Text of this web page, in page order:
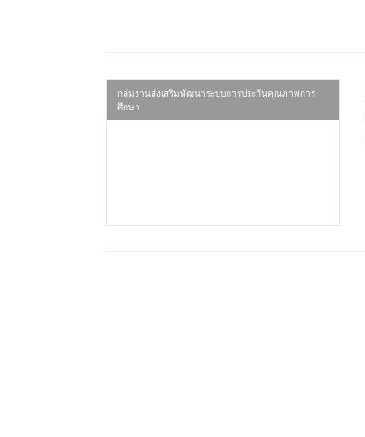
กลุ่มงานส่งเสริมพัฒนาระบบการประกันคุณภาพการ
ศึกษา